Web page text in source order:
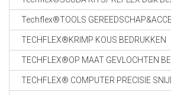
Techflex®TOOLS
TECHFLEX®KRIMP KOUS BEDRUKKEN
TECHFLEX®OP MAAT GEVLOCHTEN
TECHFLEX® COMPUTER PRECISIE